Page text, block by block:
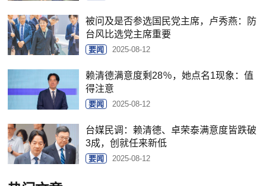
被问及是否参选国民党主席，卢秀燕：防
台风比选党主席重要
要闻 2025-08-12
赖清德满意度剩28％，她点名1现象：值
得注意
要闻 2025-08-12
台媒民调：赖清德、卓荣泰满意度皆跌破
3成，创就任来新低
要闻 2025-08-12